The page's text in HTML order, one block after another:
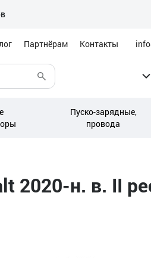
Партнёрам Контакты
Пуско-зарядные,
провода
2020-н. в. II